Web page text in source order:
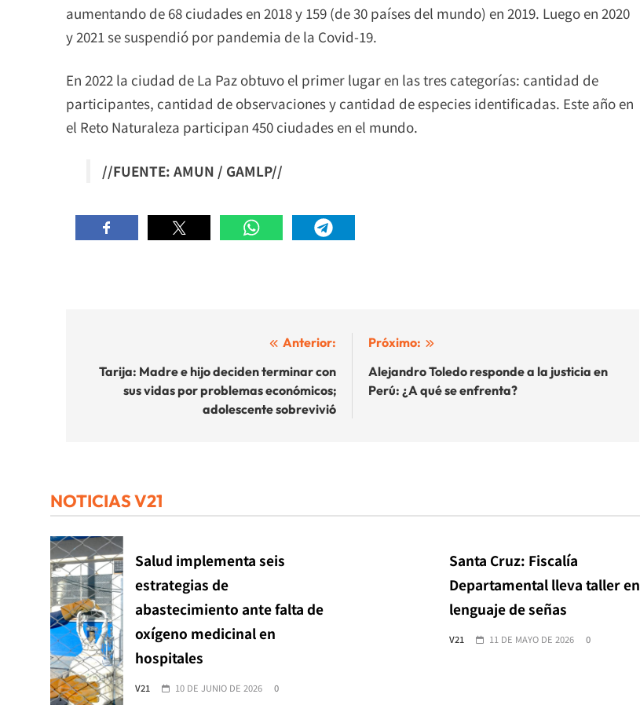
aumentando de 68 ciudades en 2018 y 159 (de 30 países del mundo) en 2019. Luego en 2020
y 2021 se suspendió por pandemia de la Covid-19.
En 2022 la ciudad de La Paz obtuvo el primer lugar en las tres categorías: cantidad de
participantes, cantidad de observaciones y cantidad de especies identificadas. Este año en
el Reto Naturaleza participan 450 ciudades en el mundo.
//FUENTE: AMUN / GAMLP//
de
entradas
Anterior:
Tarija: Madre e hijo deciden terminar con
sus vidas por problemas económicos;
adolescente sobrevivió
Próximo:
Alejandro Toledo responde a la justicia en
Perú: ¿A qué se enfrenta?
NOTICIAS V21
Salud implementa seis
estrategias de
abastecimiento ante falta de
oxígeno medicinal en
hospitales
V21 10 DE JUNIO DE 2026 0
Santa Cruz: Fiscalía
Departamental lleva taller en
lenguaje de señas
V21 11 DE MAYO DE 2026 0